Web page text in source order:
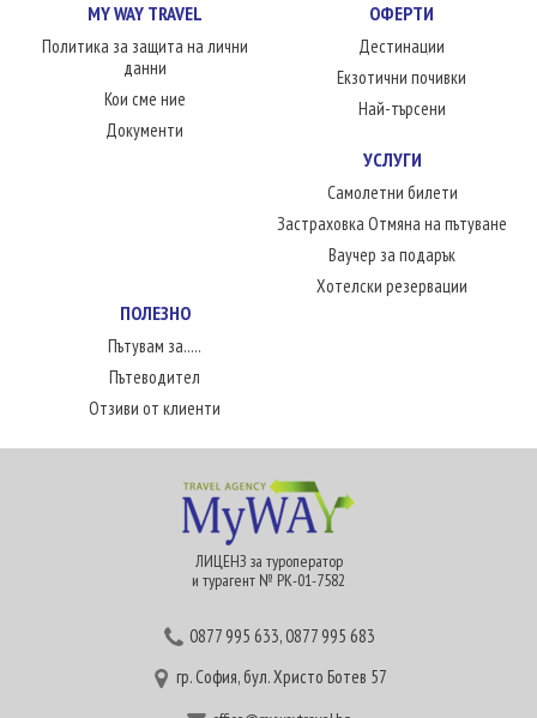
MY WAY TRAVEL
Политика за защита на лични
данни
Кои сме ние
Документи
ОФЕРТИ
Дестинации
Екзотични почивки
Най-търсени
УСЛУГИ
Самолетни билети
Застраховка Отмяна на пътуване
Ваучер за подарък
Хотелски резервации
ПОЛЕЗНО
Пътувам за.....
Пътеводител
Отзиви от клиенти
ЛИЦЕНЗ за туроператор
и турагент № РК-01-7582
0877 995 633,0877 995 683
гр. София, бул. Христо Ботев 57